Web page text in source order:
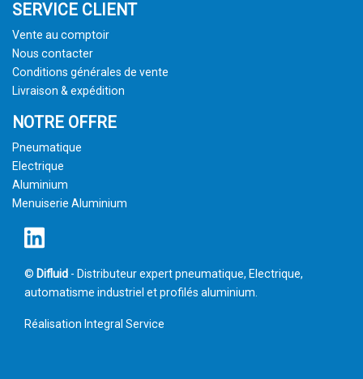
SERVICE CLIENT
Vente au comptoir
Nous contacter
Conditions générales de vente
Livraison & expédition
NOTRE OFFRE
Pneumatique
Electrique
Aluminium
Menuiserie Aluminium
© Difluid - Distributeur expert pneumatique, Electrique,
automatisme industriel et profilés aluminium.
Réalisation Integral Service